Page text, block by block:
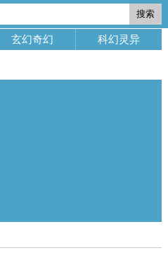
搜索
玄幻奇幻
科幻灵异